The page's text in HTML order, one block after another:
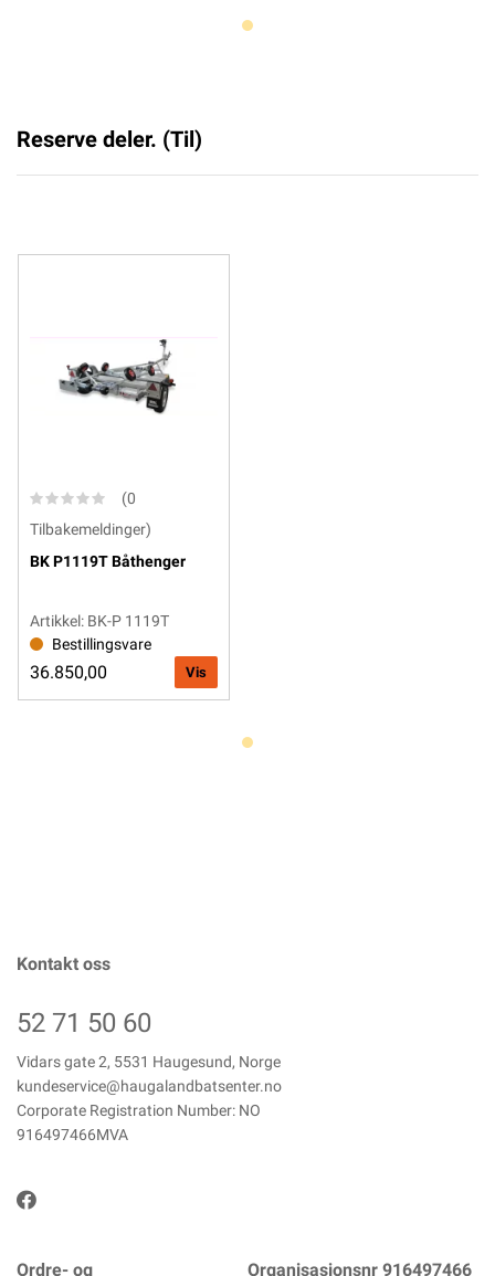
Reserve deler. (Til)
(0
Tilbakemeldinger)
BK P1119T Båthenger
Artikkel: BK-P 1119T
Bestillingsvare
36.850,00 Vis
Kontakt oss
52 71 50 60
Vidars gate 2, 5531 Haugesund, Norge
kundeservice@haugalandbatsenter.no
Corporate Registration Number: NO
916497466MVA
Ordre- og Organisasjonsnr 916497466